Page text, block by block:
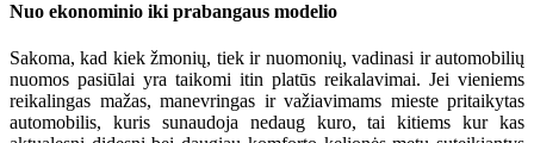
Nuo ekonominio iki prabangaus modelio
Sakoma, kad kiek žmonių, tiek ir nuomonių, vadinasi ir automobilių
nuomos pasiūlai yra taikomi itin platūs reikalavimai. Jei vieniems
reikalingas mažas, manevringas ir važiavimams mieste pritaikytas
automobilis, kuris sunaudoja nedaug kuro, tai kitiems kur kas